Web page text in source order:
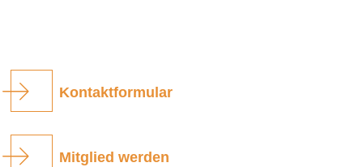
Kontaktformular
Mitglied werden